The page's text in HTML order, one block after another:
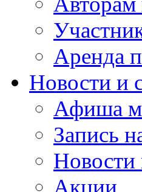
Аренда
Новости и
Афиша
Запись
Новости
Акции